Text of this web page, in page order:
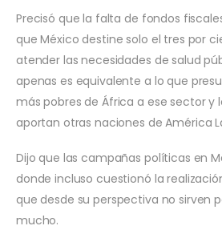
Precisó que la falta de fondos
que México destine solo el tres por
atender las necesidades de salud
apenas es equivalente a lo que
más pobres de África a ese sector y
aportan otras naciones de América
Dijo que las campañas políticas en
donde incluso cuestionó la
que desde su perspectiva no sirven
mucho.